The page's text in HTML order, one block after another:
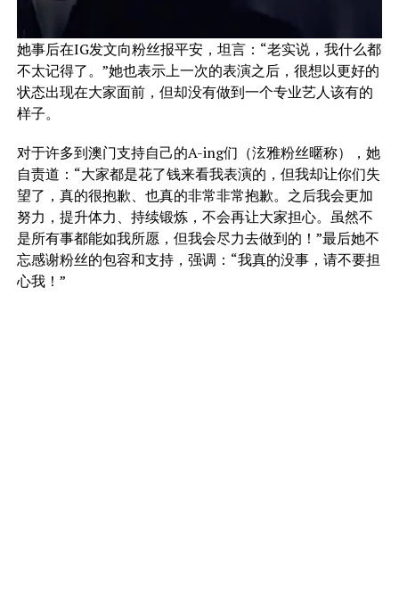
她事后在IG发文向粉丝报平安，坦言：“老实说，我什么都
不太记得了。”她也表示上一次的表演之后，很想以更好的
状态出现在大家面前，但却没有做到一个专业艺人该有的
样子。
对于许多到澳门支持自己的A-ing们（泫雅粉丝暱称），她
自责道：“大家都是花了钱来看我表演的，但我却让你们失
望了，真的很抱歉、也真的非常非常抱歉。之后我会更加
努力，提升体力、持续锻炼，不会再让大家担心。虽然不
是所有事都能如我所愿，但我会尽力去做到的！”最后她不
忘感谢粉丝的包容和支持，强调：“我真的没事，请不要担
心我！”